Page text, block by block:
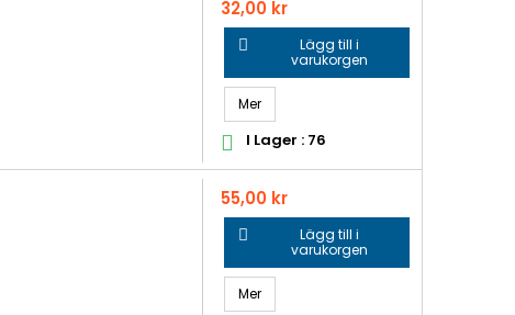
Pris
32,00 kr

Lägg till i
varukorgen
Mer
 I Lager : 76
Pris
55,00 kr

Lägg till i
varukorgen
Mer